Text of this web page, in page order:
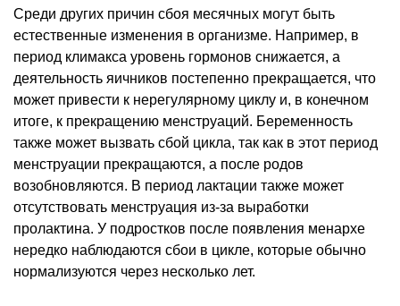
Среди других причин сбоя месячных могут быть
естественные изменения в организме. Например, в
период климакса уровень гормонов снижается, а
деятельность яичников постепенно прекращается, что
может привести к нерегулярному циклу и, в конечном
итоге, к прекращению менструаций. Беременность
также может вызвать сбой цикла, так как в этот период
менструации прекращаются, а после родов
возобновляются. В период лактации также может
отсутствовать менструация из-за выработки
пролактина. У подростков после появления менархе
нередко наблюдаются сбои в цикле, которые обычно
нормализуются через несколько лет.